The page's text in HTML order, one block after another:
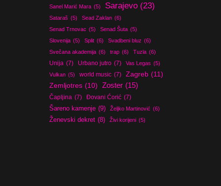
Sanel Marić Mara (5) Sarajevo (23)
Sataraš (5) Sead Zaklan (6)
Senad Trnovac (5) Senad Šuta (5)
Slovenija (5) Split (6) Svadbeni bluz (6)
Svečana akademija (6) trap (6) Tuzla (6)
Unija (7) Urbano jutro (7) Vas Legas (5)
Vulkan (5) world music (7) Zagreb (11)
Zemljotres (10) Zoster (15)
Čapljina (7) Đovani Ćorić (7)
Šareno kamenje (9) Željko Martinović (6)
Ženevski dekret (8) Živi korijeni (5)